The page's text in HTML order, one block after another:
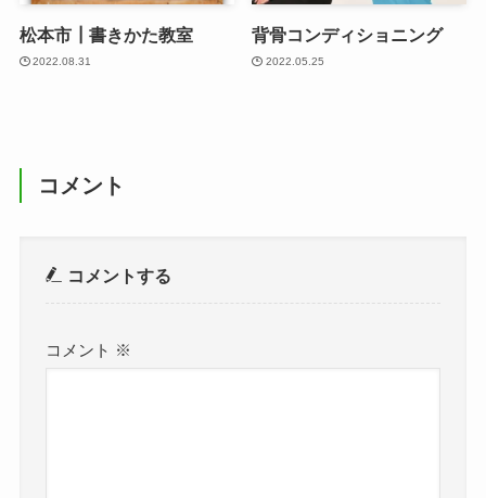
松本市┃書きかた教室
2022.08.31
背骨コンディショニング
2022.05.25
コメント
コメントする
コメント ※